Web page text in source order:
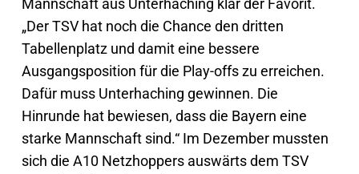
Mannschaft aus Unterhaching klar der Favorit.
„Der TSV hat noch die Chance den dritten
Tabellenplatz und damit eine bessere
Ausgangsposition für die Play-offs zu erreichen.
Dafür muss Unterhaching gewinnen. Die
Hinrunde hat bewiesen, dass die Bayern eine
starke Mannschaft sind.“ Im Dezember mussten
sich die A10 Netzhoppers auswärts dem TSV